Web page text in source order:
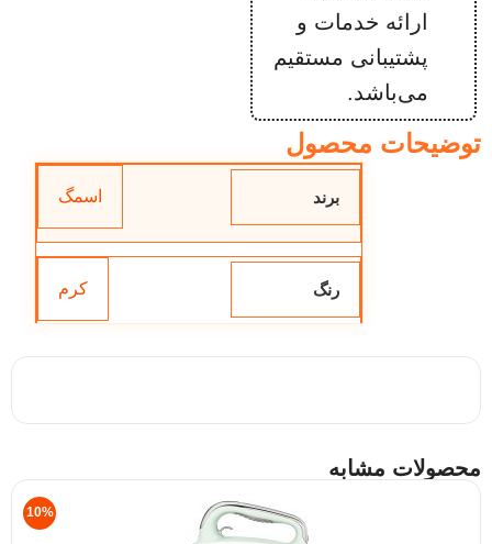
ارائه خدمات و
پشتیبانی مستقیم
می‌باشد.
توضیحات محصول
برند اسمگ
رنگ کرم
محصولات مشابه
10%